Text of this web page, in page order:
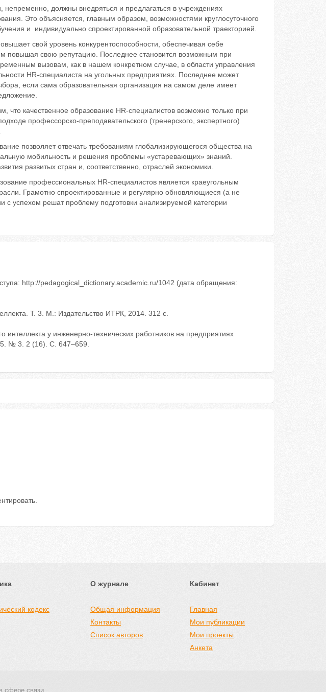
непременно, должны внедряться и предлагаться в учреждениях
Это объясняется, главным образом, возможностями круглосуточного
и индивидуально спроектированной образовательной траекторией.
свой уровень конкурентоспособности, обеспечивая себе
повышая свою репутацию. Последнее становится возможным при
вызовам, как в нашем конкретном случае, в области управления
HR-специалиста на угольных предприятиях. Последнее может
если сама образовательная организация на самом деле имеет
что качественное образование HR-специалистов возможно только при
профессорско-преподавательского (тренерского, экспертного)
позволяет отвечать требованиям глобализирующегося общества на
мобильность и решения проблемы «устаревающих» знаний.
развитых стран и, соответственно, отраслей экономики.
профессиональных HR-специалистов является краеугольным
Грамотно спроектированные и регулярно обновляющиеся (а не
с успехом решат проблему подготовки анализируемой категории
http://pedagogical_dictionary.academic.ru/1042 (дата обращения:
Т. 3. М.: Издательство ИТРК, 2014. 312 с.
у инженерно-технических работников на предприятиях
№ 3. 2 (16). С. 647–659.
кодекс
О журнале
Общая информация
Контакты
Список авторов
Кабинет
Главная
Мои публикации
Мои проекты
Анкета
сфере связи,